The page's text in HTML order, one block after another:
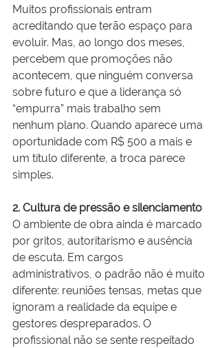
Muitos profissionais entram
acreditando que terão espaço para
evoluir. Mas, ao longo dos meses,
percebem que promoções não
acontecem, que ninguém conversa
sobre futuro e que a liderança só
“empurra” mais trabalho sem
nenhum plano. Quando aparece uma
oportunidade com R$ 500 a mais e
um título diferente, a troca parece
simples.
2. Cultura de pressão e silenciamento
O ambiente de obra ainda é marcado
por gritos, autoritarismo e ausência
de escuta. Em cargos
administrativos, o padrão não é muito
diferente: reuniões tensas, metas que
ignoram a realidade da equipe e
gestores despreparados. O
profissional não se sente respeitado